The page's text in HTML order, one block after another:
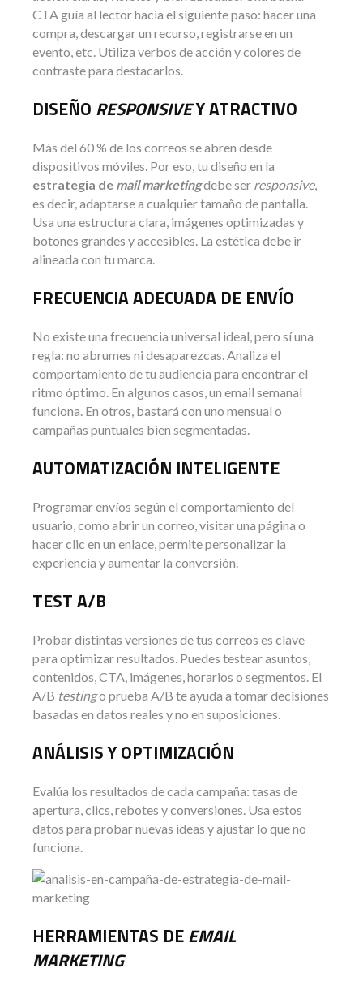
CTA guía al lector hacia el siguiente paso: hacer una
compra, descargar un recurso, registrarse en un
evento, etc. Utiliza verbos de acción y colores de
contraste para destacarlos.
DISEÑO RESPONSIVEY ATRACTIVO
Más del 60 % de los correos se abren desde
dispositivos móviles. Por eso, tu diseño en la
estrategia de mail marketingdebe ser responsive,
es decir, adaptarse a cualquier tamaño de pantalla.
Usa una estructura clara, imágenes optimizadas y
botones grandes y accesibles. La estética debe ir
alineada con tu marca.
FRECUENCIA ADECUADA DE ENVÍO
No existe una frecuencia universal ideal, pero sí una
regla: no abrumes ni desaparezcas. Analiza el
comportamiento de tu audiencia para encontrar el
ritmo óptimo. En algunos casos, un email semanal
funciona. En otros, bastará con uno mensual o
campañas puntuales bien segmentadas.
AUTOMATIZACIÓN INTELIGENTE
Programar envíos según el comportamiento del
usuario, como abrir un correo, visitar una página o
hacer clic en un enlace, permite personalizar la
experiencia y aumentar la conversión.
TEST A/B
Probar distintas versiones de tus correos es clave
para optimizar resultados. Puedes testear asuntos,
contenidos, CTA, imágenes, horarios o segmentos. El
A/B testingo prueba A/B te ayuda a tomar decisiones
basadas en datos reales y no en suposiciones.
ANÁLISIS Y OPTIMIZACIÓN
Evalúa los resultados de cada campaña: tasas de
apertura, clics, rebotes y conversiones. Usa estos
datos para probar nuevas ideas y ajustar lo que no
funciona.
HERRAMIENTAS DEEMAIL
MARKETING